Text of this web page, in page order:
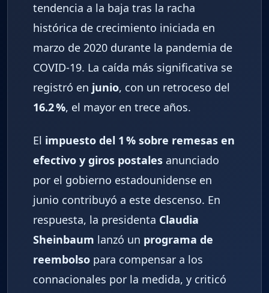
tendencia a la baja tras la racha
histórica de crecimiento iniciada en
marzo de 2020 durante la pandemia de
COVID-19. La caída más significativa se
registró en junio, con un retroceso del
16.2 %, el mayor en trece años.
El impuesto del 1 % sobre remesas en
efectivo y giros postales anunciado
por el gobierno estadounidense en
junio contribuyó a este descenso. En
respuesta, la presidenta Claudia
Sheinbaum lanzó un programa de
reembolso para compensar a los
connacionales por la medida, y criticó